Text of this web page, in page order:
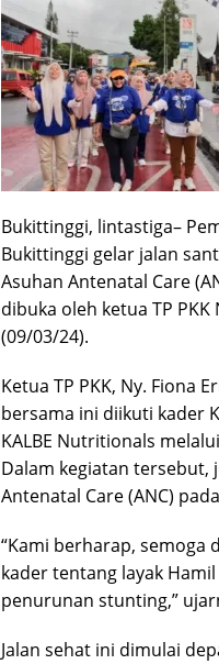
Bukittinggi, lintastiga–
Bukittinggi gelar jalan
Asuhan Antenatal Care
dibuka oleh ketua TP
(09/03/24).
Ketua TP PKK, Ny. Fiona
bersama ini diikuti kader
KALBE Nutritionals
Dalam kegiatan tersebut,
Antenatal Care (ANC)
“Kami berharap, semoga
kader tentang layak
penurunan stunting,”
Jalan sehat ini dimulai